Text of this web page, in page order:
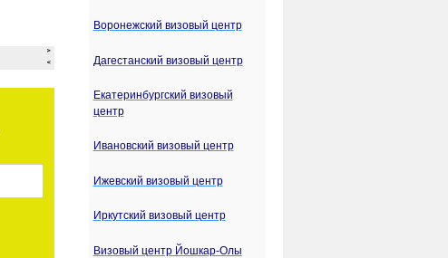
Воронежский визовый центр
Дагестанский визовый центр
Екатеринбургский визовый
центр
Ивановский визовый центр
Ижевский визовый центр
Иркутский визовый центр
Визовый центр Йошкар-Олы